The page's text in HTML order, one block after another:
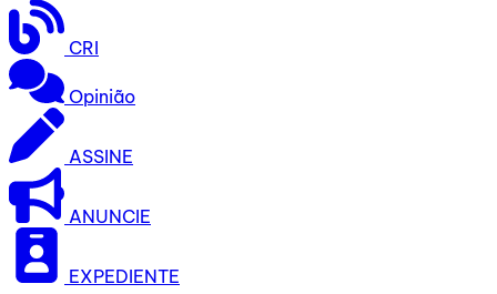
CRI
Opinião
ASSINE
ANUNCIE
EXPEDIENTE